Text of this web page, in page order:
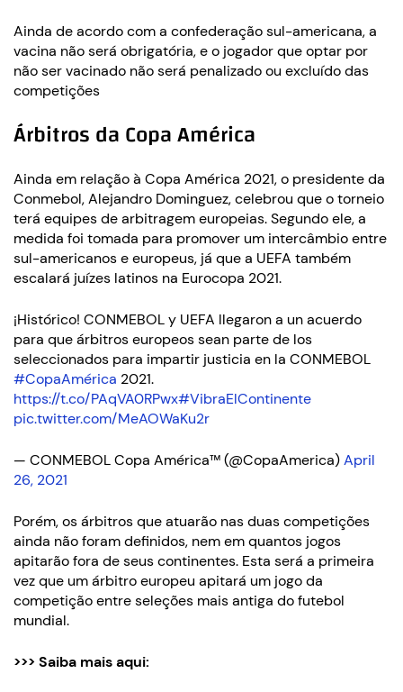
Ainda de acordo com a confederação sul-americana, a
vacina não será obrigatória, e o jogador que optar por
não ser vacinado não será penalizado ou excluído das
competições
Árbitros da Copa América
Ainda em relação à Copa América 2021, o presidente da
Conmebol, Alejandro Dominguez, celebrou que o torneio
terá equipes de arbitragem europeias. Segundo ele, a
medida foi tomada para promover um intercâmbio entre
sul-americanos e europeus, já que a UEFA também
escalará juízes latinos na Eurocopa 2021.
¡Histórico! CONMEBOL y UEFA llegaron a un acuerdo
para que árbitros europeos sean parte de los
seleccionados para impartir justicia en la CONMEBOL
#CopaAmérica 2021.
https://t.co/PAqVA0RPwx#VibraElContinente
pic.twitter.com/MeAOWaKu2r
— CONMEBOL Copa América™️ (@CopaAmerica)April
26, 2021
Porém, os árbitros que atuarão nas duas competições
ainda não foram definidos, nem em quantos jogos
apitarão fora de seus continentes. Esta será a primeira
vez que um árbitro europeu apitará um jogo da
competição entre seleções mais antiga do futebol
mundial.
>>> Saiba mais aqui: